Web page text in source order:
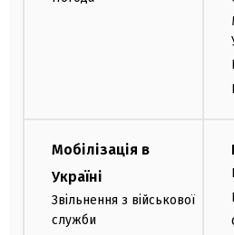
Мобілізація в
Україні
Звільнення з військової
служби